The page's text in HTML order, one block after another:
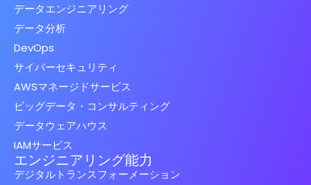
データエンジニアリング
データ分析
DevOps
サイバーセキュリティ
AWSマネージドサービス
ビッグデータ・コンサルティング
データウェアハウス
IAMサービス
エンジニアリング能力
デジタルトランスフォーメーション